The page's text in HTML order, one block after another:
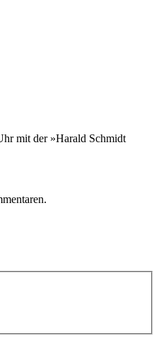
mit der »Harald Schmidt